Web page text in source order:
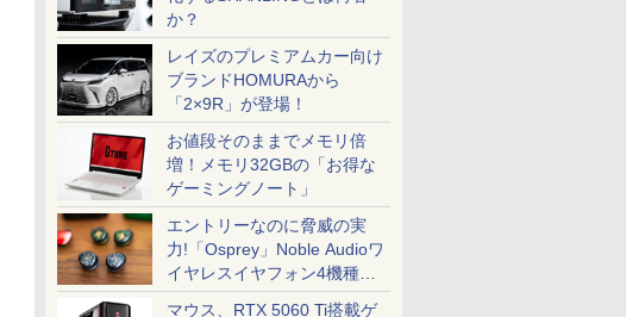
か？
レイズのプレミアムカー向け
ブランドHOMURAから
「2×9R」が登場！
お値段そのままでメモリ倍
増！メモリ32GBの「お得な
ゲーミングノート」
エントリーなのに脅威の実
力!「Osprey」Noble Audioワ
イヤレスイヤフォン4機種を
一気に聴く
マウス、RTX 5060 Ti搭載ゲ